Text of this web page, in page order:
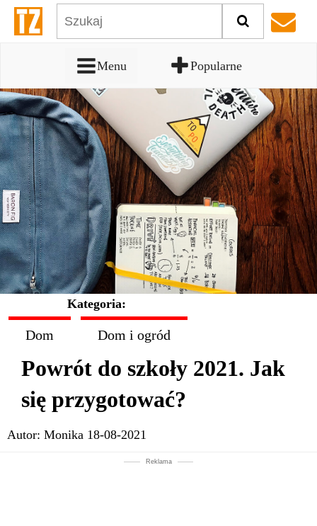
Menu Popularne
Kategoria:
Dom Dom i ogród
Powrót do szkoły 2021. Jak
się przygotować?
Autor: Monika 18-08-2021
Reklama